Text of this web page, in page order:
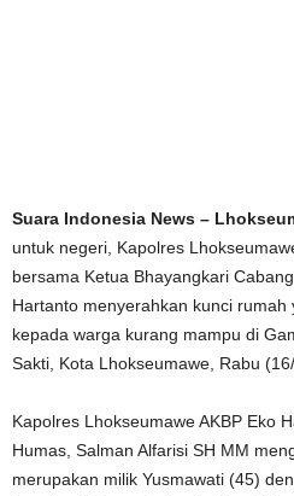
Suara Indonesia News –
untuk negeri, Kapolres
bersama Ketua Bhayangkari
Hartanto menyerahkan kunci
kepada warga kurang mampu di
Sakti, Kota Lhokseumawe, Rabu
Kapolres Lhokseumawe AKBP Eko
Humas, Salman Alfarisi SH MM
merupakan milik Yusmawati (45)